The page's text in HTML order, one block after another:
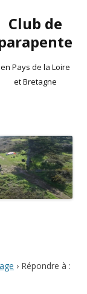
Club de
en Pays de la Loire
et Bretagne
› Répondre à :